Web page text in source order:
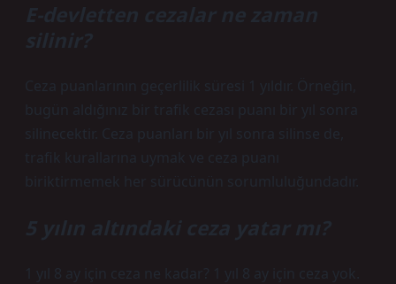
E-devletten cezalar ne zaman
silinir?
Ceza puanlarının geçerlilik süresi 1 yıldır. Örneğin,
bugün aldığınız bir trafik cezası puanı bir yıl sonra
silinecektir. Ceza puanları bir yıl sonra silinse de,
trafik kurallarına uymak ve ceza puanı
biriktirmemek her sürücünün sorumluluğundadır.
5 yılın altındaki ceza yatar mı?
1 yıl 8 ay için ceza ne kadar? 1 yıl 8 ay için ceza yok.